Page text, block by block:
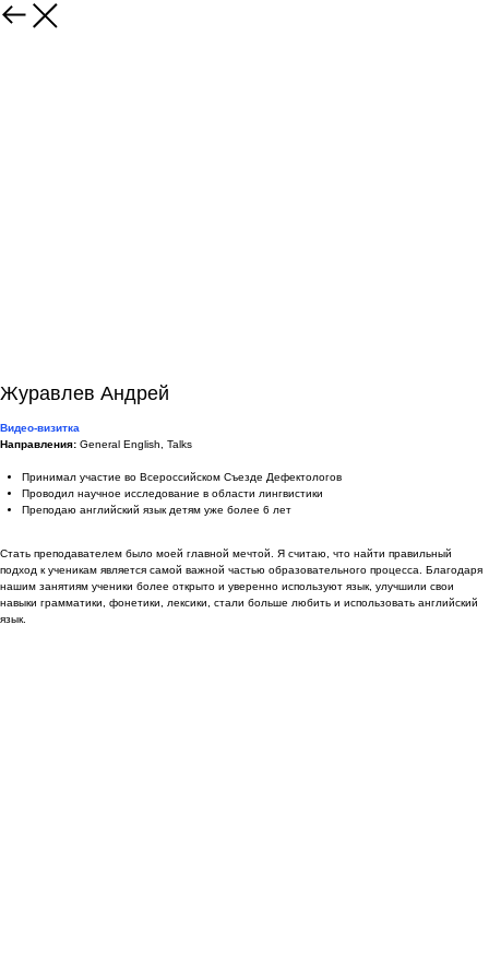
Журавлев Андрей
Видео-визитка
Направления: General English, Talks
Принимал участие во Всероссийском Съезде Дефектологов
Проводил научное исследование в области лингвистики
Преподаю английский язык детям уже более 6 лет
Стать преподавателем было моей главной мечтой. Я считаю, что найти правильный
подход к ученикам является самой важной частью образовательного процесса. Благодаря
нашим занятиям ученики более открыто и уверенно используют язык, улучшили свои
навыки грамматики, фонетики, лексики, стали больше любить и использовать английский
язык.